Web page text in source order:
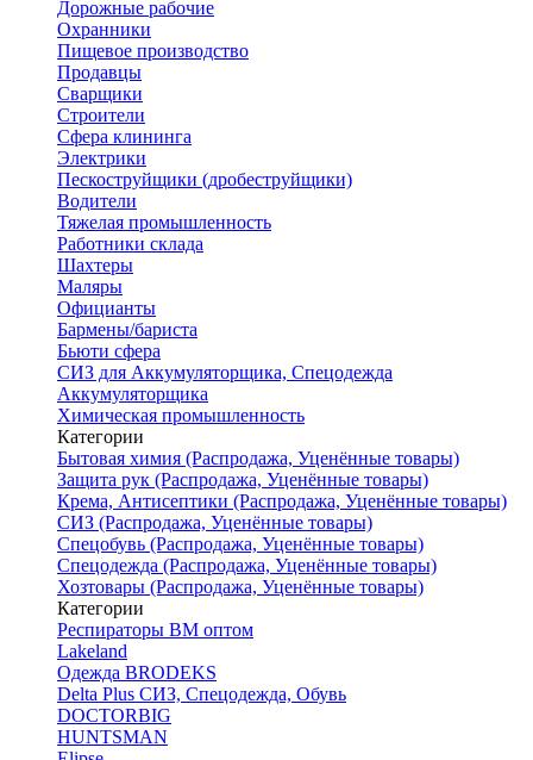
Дорожные рабочие
Охранники
Пищевое производство
Продавцы
Сварщики
Строители
Сфера клининга
Электрики
Пескоструйщики (дробеструйщики)
Водители
Тяжелая промышленность
Работники склада
Шахтеры
Маляры
Официанты
Бармены/бариста
Бьюти сфера
СИЗ для Аккумуляторщика, Спецодежда
Аккумуляторщика
Химическая промышленность
Категории
Бытовая химия (Распродажа, Уценённые товары)
Защита рук (Распродажа, Уценённые товары)
Крема, Антисептики (Распродажа, Уценённые товары)
СИЗ (Распродажа, Уценённые товары)
Спецобувь (Распродажа, Уценённые товары)
Спецодежда (Распродажа, Уценённые товары)
Хозтовары (Распродажа, Уценённые товары)
Категории
Респираторы ВМ оптом
Lakeland
Одежда BRODEKS
Delta Plus СИЗ, Спецодежда, Обувь
DOCTORBIG
HUNTSMAN